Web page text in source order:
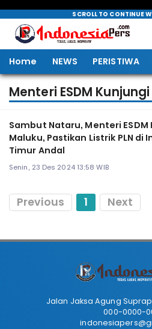
SCROLL TO CONTINUE
Home NEWS PERISTIWA
Menteri ESDM
Sambut Nataru, Menteri ESDM
Maluku, Pastikan Listrik PLN di
Timur Andal
Senin, 23 Des 2024 13:58 WIB
Previous 1 Next
Jalan Jaksa Agung
000-0000-